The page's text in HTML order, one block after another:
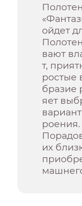
ойдет
вают
т,
ростые
бразие
яет
роения.
их